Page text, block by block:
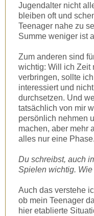
Jugendalter nicht
bleiben oft und
Teenager nahe zu
Summe weniger ist
Zum anderen sind
wichtig: Will ich Zeit
verbringen, sollte
interessiert und
durchsetzen. Und
tatsächlich von mir
persönlich nehmen
machen, aber mehr
alles nur eine Phase.
Du schreibst, auch
Spielen wichtig.
Auch das verstehe
ob mein Teenager
hier etablierte